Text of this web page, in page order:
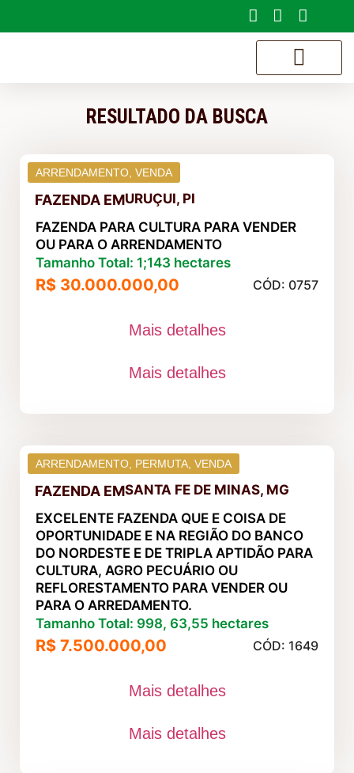
RESULTADO DA BUSCA
FAZENDA EMURUÇUI, PI
FAZENDA PARA CULTURA PARA VENDER
OU PARA O ARRENDAMENTO
Tamanho Total: 1;143 hectares
ARRENDAMENTO VENDA
R$ 30.000.000,00 CÓD: 0757
Mais detalhes
Mais detalhes
FAZENDA EMSANTA FE DE MINAS, MG
EXCELENTE FAZENDA QUE E COISA DE
OPORTUNIDADE E NA REGIÃO DO BANCO
DO NORDESTE E DE TRIPLA APTIDÃO PARA
CULTURA, AGRO PECUÁRIO OU
REFLORESTAMENTO PARA VENDER OU
PARA O ARREDAMENTO.
Tamanho Total: 998, 63,55 hectares
ARRENDAMENTO PERMUTA VENDA
R$ 7.500.000,00 CÓD: 1649
Mais detalhes
Mais detalhes